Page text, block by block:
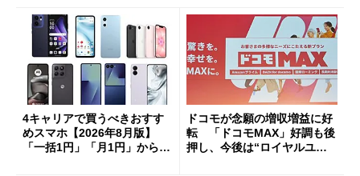
4キャリアで買うべきおすす
めスマホ【2026年8月版】
「一括1円」「月1円」からお
ドコモが念願の増収増益に好
転 「ドコモMAX」好調も後
押し、今後は“ロイヤルユー